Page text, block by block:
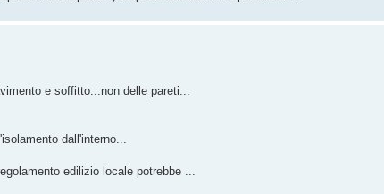
e soffitto...non delle pareti...
dall'interno...
edilizio locale potrebbe ...